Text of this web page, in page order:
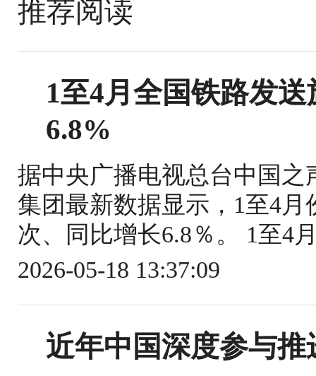
推荐阅读
1至4月全国铁路发
6.8%
据中央广播电视总台中国
集团最新数据显示，1至4月
次、同比增长6.8％。 1至4
2026-05-18 13:37:09
近年中国深度参与